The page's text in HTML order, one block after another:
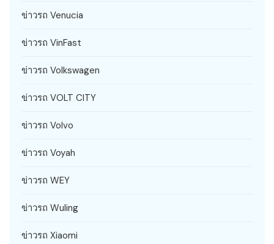
ข่าวรถ Venucia
ข่าวรถ VinFast
ข่าวรถ Volkswagen
ข่าวรถ VOLT CITY
ข่าวรถ Volvo
ข่าวรถ Voyah
ข่าวรถ WEY
ข่าวรถ Wuling
ข่าวรถ Xiaomi